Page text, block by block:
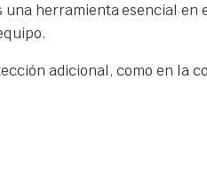
herramienta esencial
adicional, como en la